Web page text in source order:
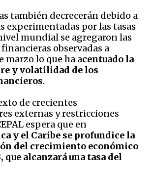
también decrecerán debido a
experimentadas por las tasas
mundial se agregaron las
observadas a
marzo lo que ha acentuado la
y volatilidad de los
.
de crecientes
externas y restricciones
espera que en
y el Caribe se profundice la
del crecimiento económico
que alcanzará una tasa del